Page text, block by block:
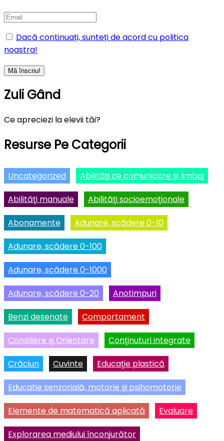
Dacă continuați, sunteți de acord cu politica
noastra!
Zuli Gând
Ce apreciezi la elevii tăi?
Resurse Pe Categorii
Uncategorized Abilităţi de comunicare şi limbaj
Abilităţi manuale Abilităţi socioemoţionale
Abonamente Adunare, scădere 0-10
Adunare, scădere 0-100
Adunare, scădere 0-1000
Adunare, scădere 0-20 Anotimpuri
Benzi desenate Comportament
Consiliere şi Orientare Conţinuturi integrate
Crăciun Cuvinte Educaţie plastică
Educatie senzorială, motorie şi psihomotorie
Elemente de matematică aplicată Evaluare
Explorarea mediului înconjurător